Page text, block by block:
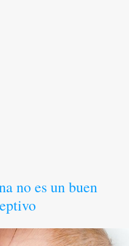
no es un buen